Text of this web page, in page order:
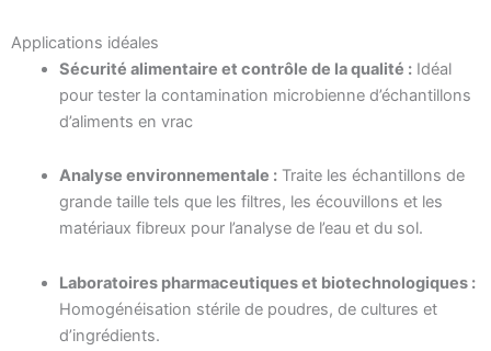
Applications idéales
Sécurité alimentaire et contrôle de la qualité :Idéal
pour tester la contamination microbienne d’échantillons
d’aliments en vrac
Analyse environnementale :Traite les échantillons de
grande taille tels que les filtres, les écouvillons et les
matériaux fibreux pour l’analyse de l’eau et du sol.
Laboratoires pharmaceutiques et biotechnologiques :
Homogénéisation stérile de poudres, de cultures et
d’ingrédients.